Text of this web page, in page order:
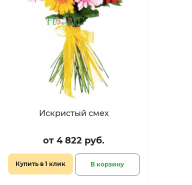
Искристый смех
от 4 822 руб.
Купить в 1 клик В корзину